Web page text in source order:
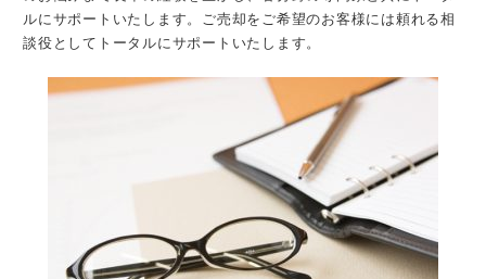
ルにサポートいたします。ご売却をご希望のお客様には頼れる相
談役としてトータルにサポートいたします。